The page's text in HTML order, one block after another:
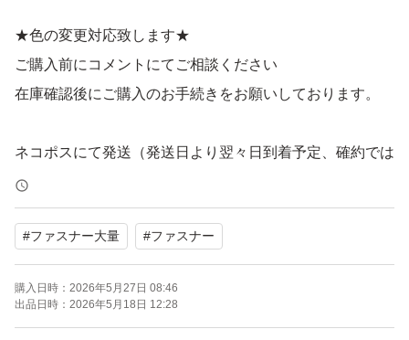
★色の変更対応致します★
ご購入前にコメントにてご相談ください
在庫確認後にご購入のお手続きをお願いしております。
ネコポスにて発送（発送日より翌々日到着予定、確約では
ございません）
お求めやすい25本セットとなります。
20cmのファスナー25本セット
ハンドメイド作品にぜひ
#ファスナー大量 #ファスナー
購入日時： 2026年5月27日 08:46
出品日時： 2026年5月18日 12:28